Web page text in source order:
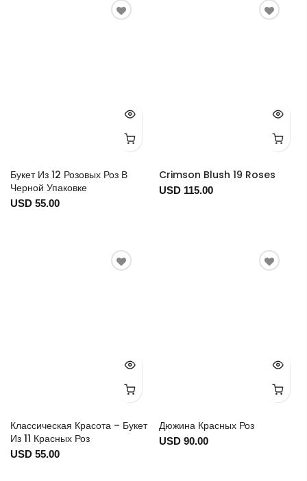
Букет Из 12 Розовых Роз В
Черной Упаковке
USD 55.00
Crimson Blush 19 Roses
USD 115.00
Классическая Красота – Букет
Из 11 Красных Роз
USD 55.00
Дюжина Красных Роз
USD 90.00